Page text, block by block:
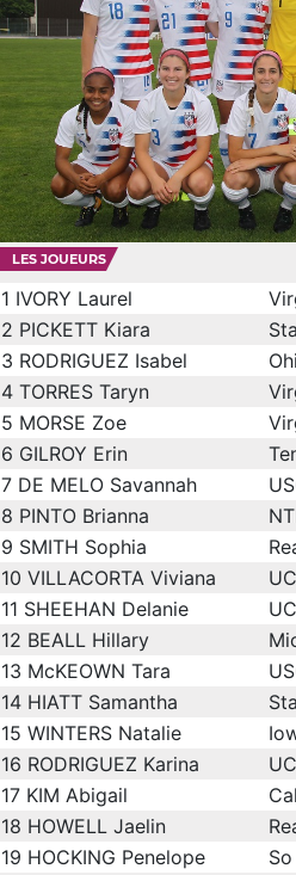
LES JOUEURS
1 IVORY Laurel
2 PICKETT Kiara
3 RODRIGUEZ Isabel
4 TORRES Taryn
5 MORSE Zoe
6 GILROY Erin
7 DE MELO Savannah
8 PINTO Brianna
9 SMITH Sophia
10 VILLACORTA Viviana
11 SHEEHAN Delanie
12 BEALL Hillary
13 McKEOWN Tara
14 HIATT Samantha
15 WINTERS Natalie
16 RODRIGUEZ Karina
17 KIM Abigail
18 HOWELL Jaelin
19 HOCKING Penelope